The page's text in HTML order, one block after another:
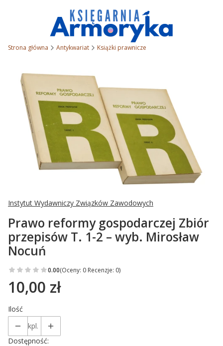
Strona główna Antykwariat Książki prawnicze
Instytut Wydawniczy Związków Zawodowych
Prawo reformy gospodarczej Zbiór
przepisów T. 1-2 – wyb. Mirosław
Nocuń
0.00(Oceny: 0 Recenzje: 0)
Cena
10,00 zł
Ilość
kpl.
Dostępność: